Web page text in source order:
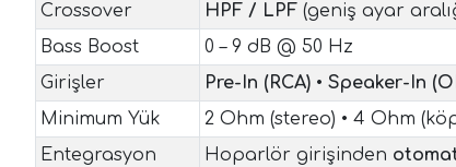
Crossover
HPF / LPF (geniş ayar
Bass Boost
0 – 9 dB @ 50 Hz
Girişler
Pre-In (RCA) • Speaker-In
Minimum Yük
2 Ohm (stereo) • 4 Ohm
Entegrasyon
Hoparlör girişinden